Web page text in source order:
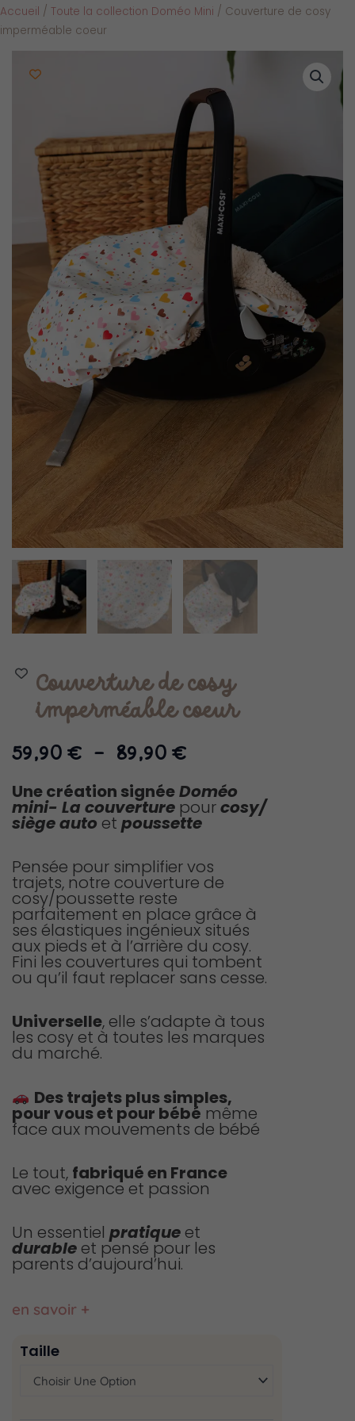
Accueil / Toute la collection Doméo Mini / Couverture de cosy
imperméable coeur
Couverture de cosy
imperméable coeur
59,90 € – 89,90 €Plage
prix :
59,90 €
à
Une création signéeDoméo
mini- La couverture pourcosy/
siège auto et poussette
Pensée pour simplifier vos
trajets, notre couverture de
cosy/poussette reste
parfaitement en place grâce à
ses élastiques ingénieux situés
aux pieds et à l’arrière du cosy.
Fini les couvertures qui tombent
ou qu’il faut replacer sans cesse.
Universelle, elle s’adapte à tous
les cosy et à toutes les marques
du marché.
Des trajets plus simples,
pour vous et pour bébé même
face aux mouvements de bébé
Le tout, fabriqué en France
avec exigence et passion
Un essentiel pratique et
durable et pensé pour les
parents d’aujourd’hui.
en savoir +
Taille